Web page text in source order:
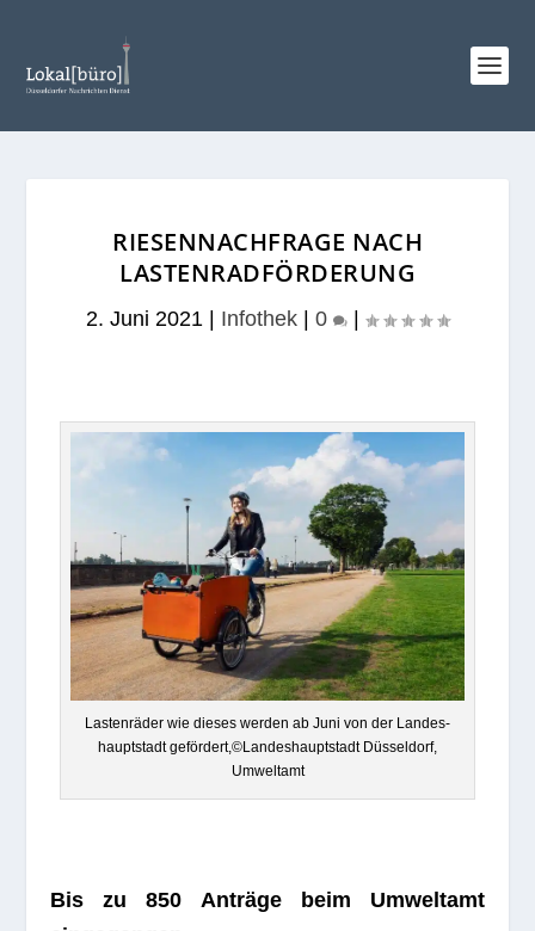
RIESENNACHFRAGE NACH
LASTENRADFÖRDERUNG
2. Juni 2021 Infothek 0
Las­ten­rä­der wie die­ses wer­den ab Juni von der Lan­des­
haupt­stadt gefördert,©Landeshauptstadt Düs­sel­dorf,
Umweltamt
Bis zu 850 Anträge beim Umwelt­amt